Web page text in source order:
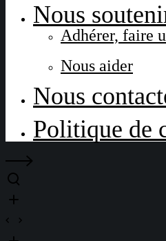
Nous
Adhérer, faire
Nous aider
Nous
Politique de